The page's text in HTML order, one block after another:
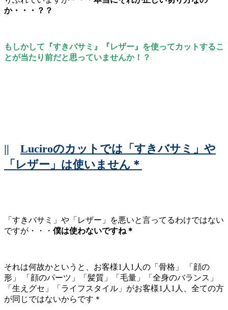
か・・・？？
もしかして『すきバサミ』『レザー』を使ってカットするこ
とが当たり前だと思っていませんか！？
|| Luciroのカットでは「すきバサミ」や
「レザー」は使いません＊
「すきバサミ」や「レザー」を悪いと言ってるわけではない
ですが・・・ 僕は使わないですね＊
それは何故かというと、お客様1人1人の「骨格」 「顔の
形」 「顔のパーツ」「髪質」「毛量」「全身のバランス」
「生えグセ」「ライフスタイル」がお客様1人1人、全ての方
が同じではないからです＊